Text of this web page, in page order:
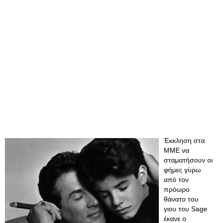
Έκκληση στα
ΜΜΕ να
σταματήσουν οι
φήμες γύρω
από τον
πρόωρο
θάνατο του
γιου του Sage
έκανε ο